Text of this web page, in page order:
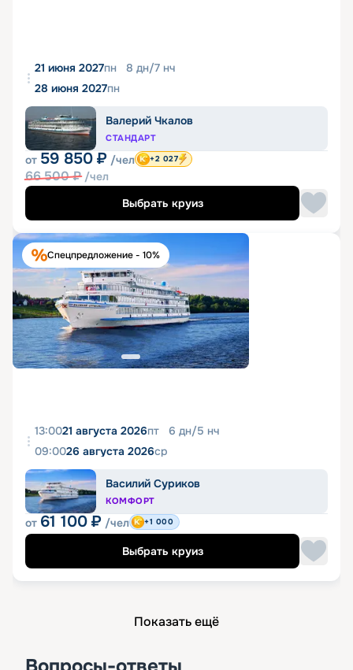
21 июня 2027пн 8 дн/7 нч
28 июня 2027пн
Валерий Чкалов
СТАНДАРТ
от 59 850 ₽ /чел
66 500₽ /чел
+2 027
Выбрать круиз
Спецпредложение - 10%
13:0021 августа 2026пт 6 дн/5 нч
09:0026 августа 2026ср
Василий Суриков
КОМФОРТ
от 61 100 ₽ /чел +1 000
Выбрать круиз
Показать ещё